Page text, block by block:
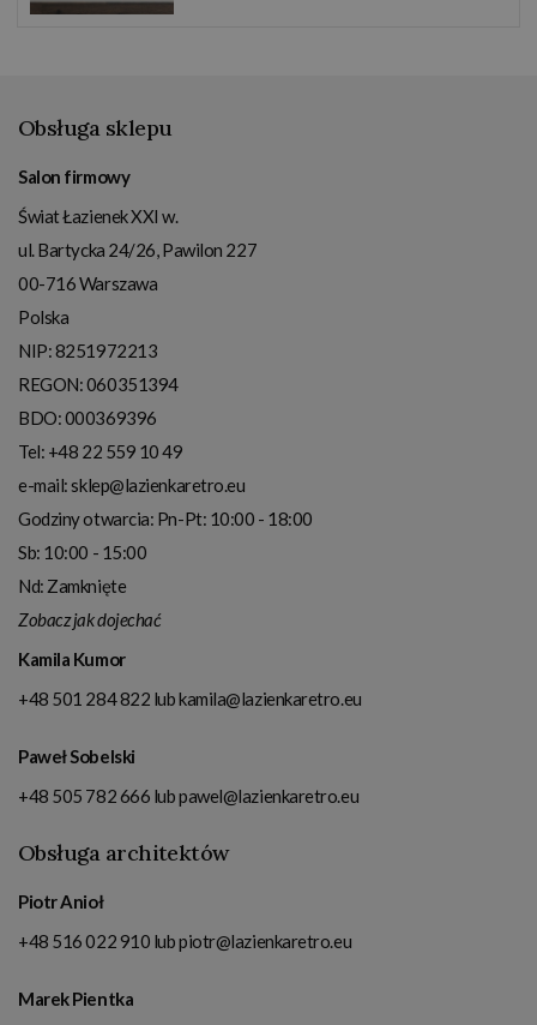
Obsługa sklepu
Salon firmowy
Świat Łazienek XXI w.
ul. Bartycka 24/26, Pawilon 227
00-716Warszawa
Polska
NIP:8251972213
REGON: 060351394
BDO: 000369396
Tel: +48 22 559 10 49
e-mail:sklep@lazienkaretro.eu
Godziny otwarcia: Pn-Pt: 10:00 - 18:00
Sb: 10:00 - 15:00
Nd: Zamknięte
Zobacz jak dojechać
Kamila Kumor
+48 501 284 822 lubkamila@lazienkaretro.eu
Paweł Sobelski
+48 505 782 666 lubpawel@lazienkaretro.eu
Obsługa architektów
Piotr Anioł
+48 516 022 910 lubpiotr@lazienkaretro.eu
Marek Pientka